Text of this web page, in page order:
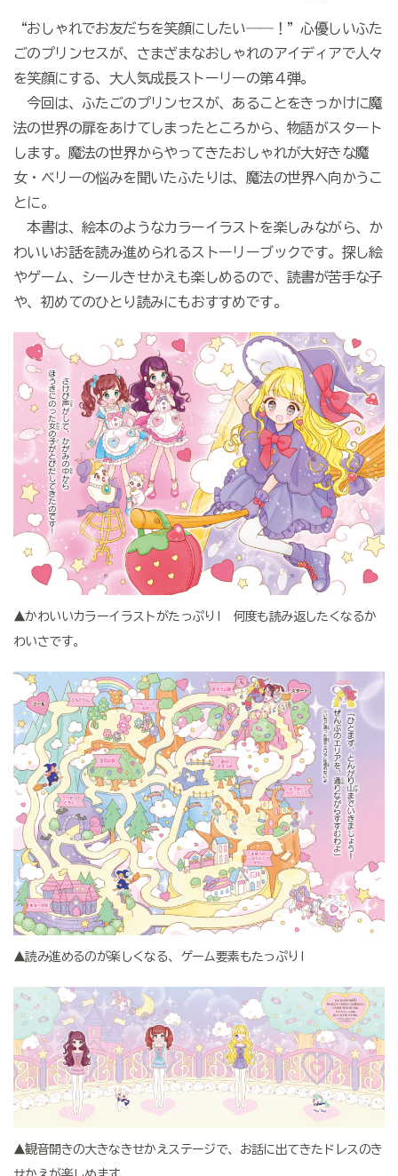
“おしゃれでお友だちを笑顔にしたい――！”心優しいふた
ごのプリンセスが、さまざまなおしゃれのアイディアで人々
を笑顔にする、大人気成長ストーリーの第４弾。
今回は、ふたごのプリンセスが、あることをきっかけに魔
法の世界の扉をあけてしまったところから、物語がスタート
します。魔法の世界からやってきたおしゃれが大好きな魔
女・ベリーの悩みを聞いたふたりは、魔法の世界へ向かうこ
とに。
本書は、絵本のようなカラーイラストを楽しみながら、か
わいいお話を読み進められるストーリーブックです。探し絵
やゲーム、シールきせかえも楽しめるので、読書が苦手な子
や、初めてのひとり読みにもおすすめです。
▲かわいいカラーイラストがたっぷり! 何度も読み返したくなるか
わいさです。
▲読み進めるのが楽しくなる、ゲーム要素もたっぷり!
▲観音開きの大きなきせかえステージで、お話に出てきたドレスのき